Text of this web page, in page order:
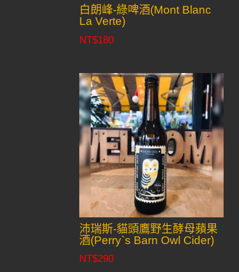
白朗峰-綠啤酒(Mont Blanc
La Verte)
NT$180
沛瑞斯-貓頭鷹野生酵母蘋果
酒(Perry`s Barn Owl Cider)
NT$290